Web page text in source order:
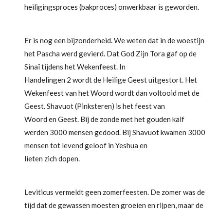
heiligingsproces (bakproces) onwerkbaar is geworden.
Er is nog een bijzonderheid. We weten dat in de woestijn
het Pascha werd gevierd. Dat God Zijn Tora gaf op de
Sinaï tijdens het Wekenfeest. In
Handelingen 2 wordt de Heilige Geest uitgestort. Het
Wekenfeest van het Woord wordt dan voltooid met de
Geest. Shavuot (Pinksteren) is het feest van
Woord en Geest. Bij de zonde met het gouden kalf
werden 3000 mensen gedood. Bij Shavuot kwamen 3000
mensen tot levend geloof in Yeshua en
lieten zich dopen.
Leviticus vermeldt geen zomerfeesten. De zomer was de
tijd dat de gewassen moesten groeien en rijpen, maar de